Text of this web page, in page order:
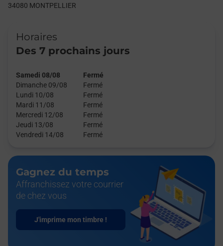
34080 MONTPELLIER
Horaires
Des 7 prochains jours
Samedi 08/08
Fermé
Dimanche 09/08
Fermé
Lundi 10/08
Fermé
Mardi 11/08
Fermé
Mercredi 12/08
Fermé
Jeudi 13/08
Fermé
Vendredi 14/08
Fermé
Gagnez du temps
Affranchissez votre courrier
de chez vous
J'imprime mon timbre !